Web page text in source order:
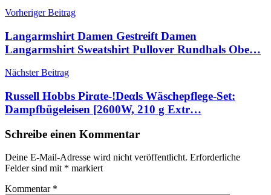
Beitragsnavigation
Vorheriger Beitrag
Langarmshirt Damen Gestreift Damen
Langarmshirt Sweatshirt Pullover Rundhals Obe…
Nächster Beitrag
Russell Hobbs Pirαtе-!Dеαls Wäschepflege-Set:
Dampfbügeleisen [2600W, 210 g Extr…
Schreibe einen Kommentar
Deine E-Mail-Adresse wird nicht veröffentlicht. Erforderliche
Felder sind mit * markiert
Kommentar *